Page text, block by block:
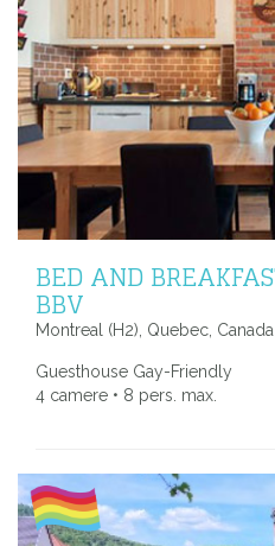
BED AND
BBV
Montreal (H2), Quebec, Canada
Guesthouse Gay-Friendly
4 camere • 8 pers. max.